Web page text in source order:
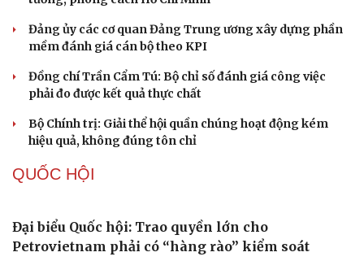
chứng minh qua những số liệu cụ thể
Thực tiễn vận hành chính quyền ba cấp bác bỏ mọi luận
điệu xuyên tạc
Thủ đoạn xuyên tạc mới trên không gian mạng thời AI
Tự cảnh giác trước tâm lý đám đông khi dùng mạng xã
hội
XÂY DỰNG, CHỈNH ĐỐN ĐẢNG